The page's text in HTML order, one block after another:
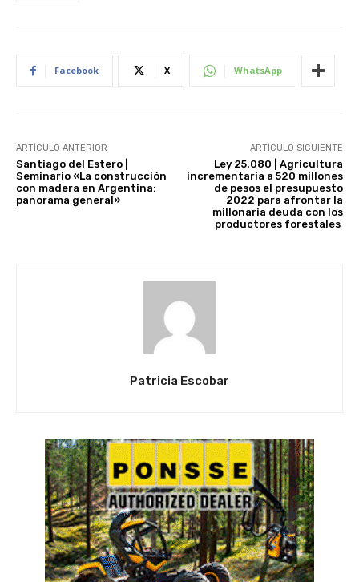
Facebook X WhatsApp
ARTÍCULO ANTERIOR
Santiago del Estero |
Seminario «La construcción
con madera en Argentina:
panorama general»
ARTÍCULO SIGUIENTE
Ley 25.080 | Agricultura
incrementaría a 520 millones
de pesos el presupuesto
2022 para afrontar la
millonaria deuda con los
productores forestales
Patricia Escobar